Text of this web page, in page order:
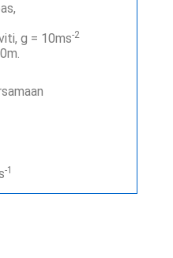
g = 10ms-2
-1